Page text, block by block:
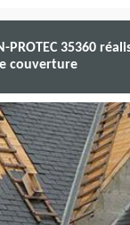
PROTEC 35360
couverture